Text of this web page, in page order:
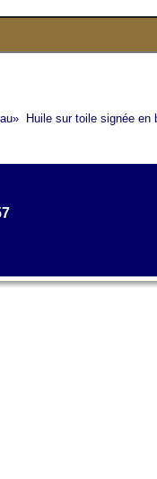
Huile sur toile signée en